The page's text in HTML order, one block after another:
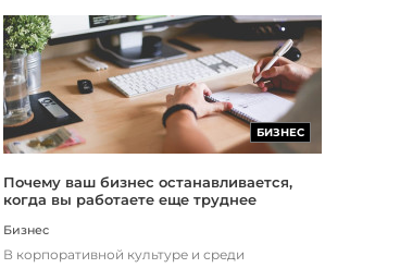
БИЗНЕС
Почему ваш бизнес останавливается,
когда вы работаете еще труднее
Бизнес
В корпоративной культуре и среди